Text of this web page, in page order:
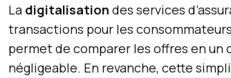
La digitalisation des services
transactions pour les
permet de comparer les offres en
négligeable. En revanche, cette